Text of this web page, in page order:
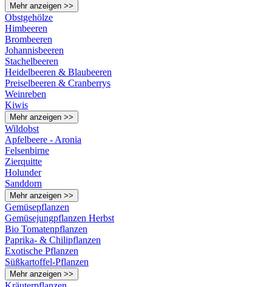
Mehr anzeigen >>
Obstgehölze
Himbeeren
Brombeeren
Johannisbeeren
Stachelbeeren
Heidelbeeren & Blaubeeren
Preiselbeeren & Cranberrys
Weinreben
Kiwis
Mehr anzeigen >>
Wildobst
Apfelbeere - Aronia
Felsenbirne
Zierquitte
Holunder
Sanddorn
Mehr anzeigen >>
Gemüsepflanzen
Gemüsejungpflanzen Herbst
Bio Tomatenpflanzen
Paprika- & Chilipflanzen
Exotische Pflanzen
Süßkartoffel-Pflanzen
Mehr anzeigen >>